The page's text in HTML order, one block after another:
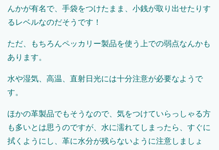
んかが有名で、手袋をつけたまま、小銭が取り出せたりす
るレベルなのだそうです！
ただ、もちろんペッカリー製品を使う上での弱点なんかも
あります。
水や湿気、高温、直射日光には十分注意が必要なようで
す。
ほかの革製品でもそうなので、気をつけていらっしゃる方
も多いとは思うのですが、水に濡れてしまったら、すぐに
拭くようにし、革に水分が残らないように注意しましょ